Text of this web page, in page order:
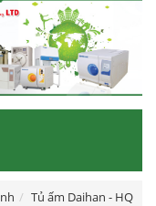
Tủ ấm Daihan - HQ